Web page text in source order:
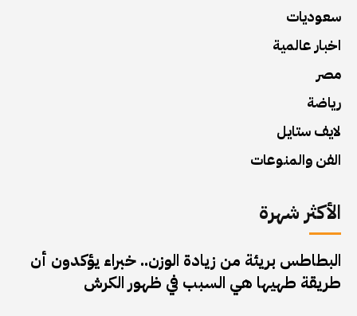
سعوديات
اخبار عالمية
مصر
رياضة
لايف ستايل
الفن والمنوعات
الأكثر شهرة
البطاطس بريئة من زيادة الوزن.. خبراء يؤكدون أن
طريقة طهيها هي السبب في ظهور الكرش